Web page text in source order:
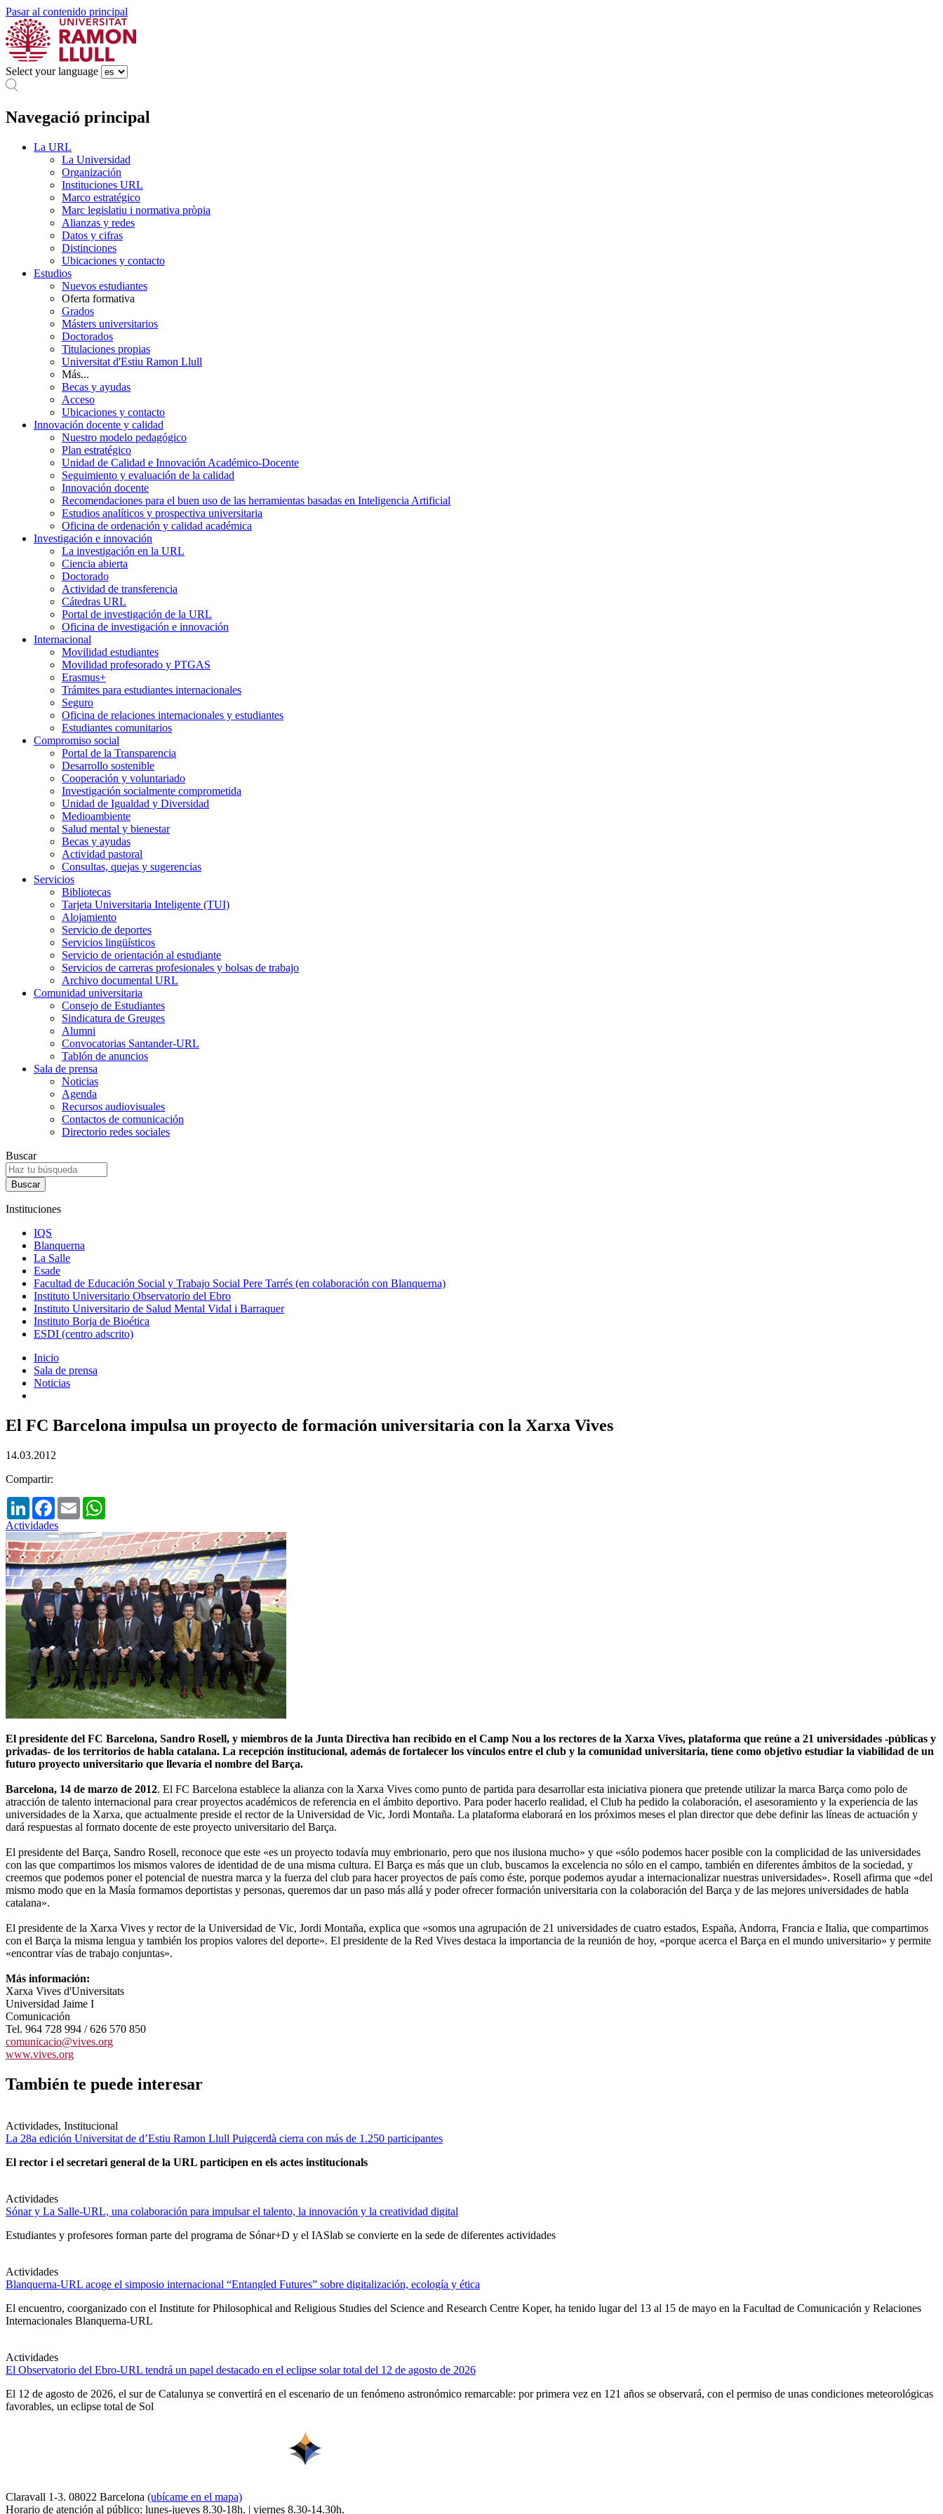
Pasar al contenido principal
Select your language
Navegació principal
La URL
La Universidad
Organización
Instituciones URL
Marco estratégico
Marc legislatiu i normativa pròpia
Alianzas y redes
Datos y cifras
Distinciones
Ubicaciones y contacto
Estudios
Nuevos estudiantes
Oferta formativa
Grados
Másters universitarios
Doctorados
Titulaciones propias
Universitat d'Estiu Ramon Llull
Más...
Becas y ayudas
Acceso
Ubicaciones y contacto
Innovación docente y calidad
Nuestro modelo pedagógico
Plan estratégico
Unidad de Calidad e Innovación Académico-Docente
Seguimiento y evaluación de la calidad
Innovación docente
Recomendaciones para el buen uso de las herramientas basadas en Inteligencia Artificial
Estudios analíticos y prospectiva universitaria
Oficina de ordenación y calidad académica
Investigación e innovación
La investigación en la URL
Ciencia abierta
Doctorado
Actividad de transferencia
Cátedras URL
Portal de investigación de la URL
Oficina de investigación e innovación
Internacional
Movilidad estudiantes
Movilidad profesorado y PTGAS
Erasmus+
Trámites para estudiantes internacionales
Seguro
Oficina de relaciones internacionales y estudiantes
Estudiantes comunitarios
Compromiso social
Portal de la Transparencia
Desarrollo sostenible
Cooperación y voluntariado
Investigación socialmente comprometida
Unidad de Igualdad y Diversidad
Medioambiente
Salud mental y bienestar
Becas y ayudas
Actividad pastoral
Consultas, quejas y sugerencias
Servicios
Bibliotecas
Tarjeta Universitaria Inteligente (TUI)
Alojamiento
Servicio de deportes
Servicios lingüísticos
Servicio de orientación al estudiante
Servicios de carreras profesionales y bolsas de trabajo
Archivo documental URL
Comunidad universitaria
Consejo de Estudiantes
Sindicatura de Greuges
Alumni
Convocatorias Santander-URL
Tablón de anuncios
Sala de prensa
Noticias
Agenda
Recursos audiovisuales
Contactos de comunicación
Directorio redes sociales
Buscar
Instituciones
IQS
Blanquerna
La Salle
Esade
Facultad de Educación Social y Trabajo Social Pere Tarrés (en colaboración con Blanquerna)
Instituto Universitario Observatorio del Ebro
Instituto Universitario de Salud Mental Vidal i Barraquer
Instituto Borja de Bioética
ESDI (centro adscrito)
Inicio
Sala de prensa
Noticias
El FC Barcelona impulsa un proyecto de formación universitaria con la Xarxa Vives
14.03.2012
Compartir:
LinkedInFacebook
Email
Actividades
El presidente del FC Barcelona, Sandro Rosell, y miembros de la Junta Directiva han recibido en el Camp Nou a los rectores de la Xarxa Vives, plataforma que reúne a 21 universidades -públicas y
privadas- de los territorios de habla catalana. La recepción institucional, además de fortalecer los vínculos entre el club y la comunidad universitaria, tiene como objetivo estudiar la viabilidad de un
futuro proyecto universitario que llevaría el nombre del Barça.
Barcelona, 14 de marzo de 2012. El FC Barcelona establece la alianza con la Xarxa Vives como punto de partida para desarrollar esta iniciativa pionera que pretende utilizar la marca Barça como polo de
atracción de talento internacional para crear proyectos académicos de referencia en el ámbito deportivo. Para poder hacerlo realidad, el Club ha pedido la colaboración, el asesoramiento y la experiencia de las
universidades de la Xarxa, que actualmente preside el rector de la Universidad de Vic, Jordi Montaña. La plataforma elaborará en los próximos meses el plan director que debe definir las líneas de actuación y
dará respuestas al formato docente de este proyecto universitario del Barça.
El presidente del Barça, Sandro Rosell, reconoce que este «es un proyecto todavía muy embrionario, pero que nos ilusiona mucho» y que «sólo podemos hacer posible con la complicidad de las universidades
con las que compartimos los mismos valores de identidad de de una misma cultura. El Barça es más que un club, buscamos la excelencia no sólo en el campo, también en diferentes ámbitos de la sociedad, y
creemos que podemos poner el potencial de nuestra marca y la fuerza del club para hacer proyectos de país como éste, porque podemos ayudar a internacionalizar nuestras universidades». Rosell afirma que «del
mismo modo que en la Masía formamos deportistas y personas, queremos dar un paso más allá y poder ofrecer formación universitaria con la colaboración del Barça y de las mejores universidades de habla
catalana».
El presidente de la Xarxa Vives y rector de la Universidad de Vic, Jordi Montaña, explica que «somos una agrupación de 21 universidades de cuatro estados, España, Andorra, Francia e Italia, que compartimos
con el Barça la misma lengua y también los propios valores del deporte». El presidente de la Red Vives destaca la importancia de la reunión de hoy, «porque acerca el Barça en el mundo universitario» y permite
«encontrar vías de trabajo conjuntas».
Más información:
Xarxa Vives d'Universitats
Universidad Jaime I
Comunicación
Tel. 964 728 994 / 626 570 850
comunicacio@vives.org
www.vives.org
También te puede interesar
Actividades, Institucional
La 28a edición Universitat de d’Estiu Ramon Llull Puigcerdà cierra con más de 1.250 participantes
El rector i el secretari general de la URL participen en els actes institucionals
Actividades
Sónar y La Salle-URL, una colaboración para impulsar el talento, la innovación y la creatividad digital
Estudiantes y profesores forman parte del programa de Sónar+D y el IASlab se convierte en la sede de diferentes actividades
Actividades
Blanquerna-URL acoge el simposio internacional “Entangled Futures” sobre digitalización, ecología y ética
El encuentro, coorganizado con el Institute for Philosophical and Religious Studies del Science and Research Centre Koper, ha tenido lugar del 13 al 15 de mayo en la Facultad de Comunicación y Relaciones
Internacionales Blanquerna-URL
Actividades
El Observatorio del Ebro-URL tendrá un papel destacado en el eclipse solar total del 12 de agosto de 2026
El 12 de agosto de 2026, el sur de Catalunya se convertirá en el escenario de un fenómeno astronómico remarcable: por primera vez en 121 años se observará, con el permiso de unas condiciones meteorológicas
favorables, un eclipse total de Sol
Claravall 1-3. 08022 Barcelona (ubícame en el mapa)
Horario de atención al público: lunes-jueves 8.30-18h. | viernes 8.30-14.30h.